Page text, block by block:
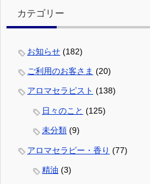
カテゴリー
お知らせ (182)
ご利用のお客さま (20)
アロマセラピスト (138)
日々のこと (125)
未分類 (9)
アロマセラピー・香り (77)
精油 (3)